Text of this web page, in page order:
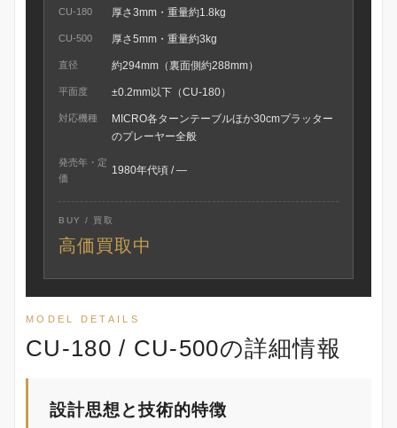
CU-180 厚さ3mm・重量約1.8kg
CU-500 厚さ5mm・重量約3kg
直径 約294mm（裏面側約288mm）
平面度 ±0.2mm以下（CU-180）
対応機種
MICRO各ターンテーブルほか30cmプラッター
のプレーヤー全般
発売年・定
価
1980年代頃 / —
BUY / 買取
高価買取中
MODEL DETAILS
CU-180 / CU-500の詳細情報
設計思想と技術的特徴